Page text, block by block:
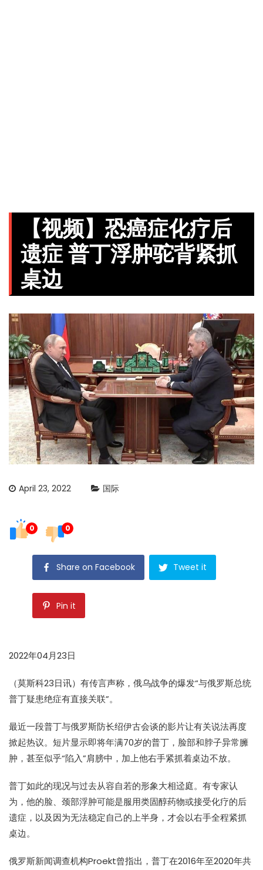
【视频】恐癌症化疗后
遗症 普丁浮肿驼背紧抓
桌边
April 23, 2022 国际
0 0
Share on Facebook Tweet it
Pin it
2022年04月23日
（莫斯科23日讯）有传言声称，俄乌战争的爆发“与俄罗斯总统
普丁疑患绝症有直接关联”。
最近一段普丁与俄罗斯防长绍伊古会谈的影片让有关说法再度
掀起热议。短片显示即将年满70岁的普丁，脸部和脖子异常臃
肿，甚至似乎“陷入”肩膀中，加上他右手紧抓着桌边不放。
普丁如此的现况与过去从容自若的形象大相迳庭。有专家认
为，他的脸、颈部浮肿可能是服用类固醇药物或接受化疗的后
遗症，以及因为无法稳定自己的上半身，才会以右手全程紧抓
桌边。
俄罗斯新闻调查机构Proekt曾指出，普丁在2016年至2020年共